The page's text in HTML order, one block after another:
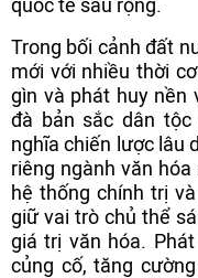
quốc tế sâu rộng.
Trong bối cảnh đất
mới với nhiều thời
gìn và phát huy nền
đà bản sắc dân
nghĩa chiến lược lâu
riêng ngành văn
hệ thống chính trị
giữ vai trò chủ thể
giá trị văn hóa.
củng cố, tăng